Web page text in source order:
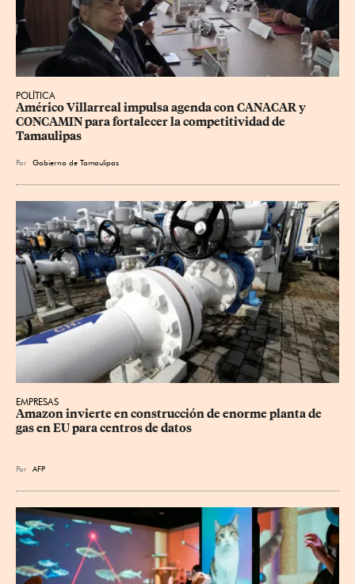
POLÍTICA
Américo Villarreal impulsa agenda con CANACAR y
CONCAMIN para fortalecer la competitividad de
Tamaulipas
Por Gobierno de Tamaulipas
EMPRESAS
Amazon invierte en construcción de enorme planta de
gas en EU para centros de datos
Por AFP